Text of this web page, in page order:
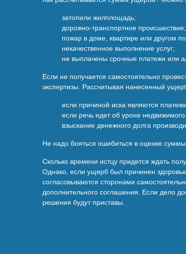
затопили жилплощадь;
дорожно-транспортное происшествие;
пожар в доме, квартире или другом
некачественное выполнение услуг;
не выплачены срочные платежи или
Если не получается самостоятельно
экспертизы. Рассчитывая нанесенный
если причиной иска являются
если речь идет об уроне
взыскание денежного долга
Не надо бояться ошибиться в оценке
Сколько времени истцу придется ждать
Однако, если ущерб был причинен
согласовываются сторонами
дополнительного соглашения. Если дело
решения будут приставы.